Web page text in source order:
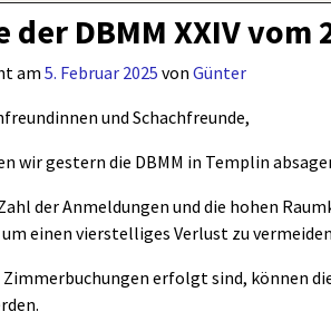
der DBMM XXIV
am5. Februar 2025 vonGünter
und Schachfreunde,
wir gestern die DBMM in Templin
der Anmeldungen und die hohen
einen vierstelliges Verlust zu
erfolgt sind, können